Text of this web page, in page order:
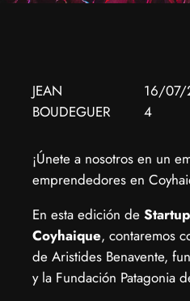
JEAN
BOUDEGUER
16/07/
4
​¡Únete a nosotros en un
emprendedores en
​En esta edición de
Coyhaique, contaremos
de Aristides Benavente,
y la Fundación Patagonia